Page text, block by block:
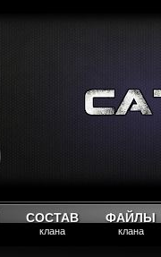
СОСТАВ
клана
ФАЙЛЫ
клана